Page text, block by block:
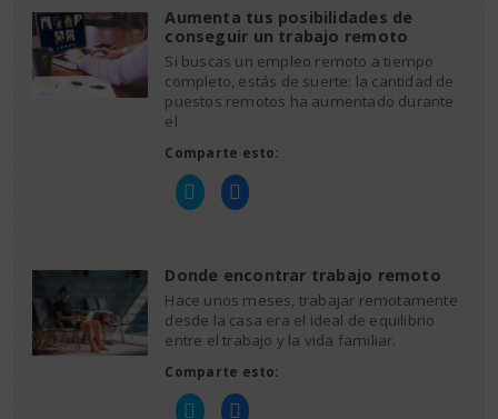
(Se
abre
en
una
ventana
nueva)
(Se
abre
en
ventana
nueva)
Aumenta tus posibilidades de
conseguir un trabajo remoto
Si buscas un empleo remoto a tiempo
completo, estás de suerte: la cantidad de
puestos remotos ha aumentado durante
el
Comparte esto:
Haz
clic
para
(Se
abre
en
una
ventana
nueva)
Haz
clic
para
(Se
abre
en
una
ventana
nueva)
Donde encontrar trabajo remoto
Hace unos meses, trabajar remotamente
desde la casa era el ideal de equilibrio
entre el trabajo y la vida familiar.
Comparte esto:
Haz
Haz